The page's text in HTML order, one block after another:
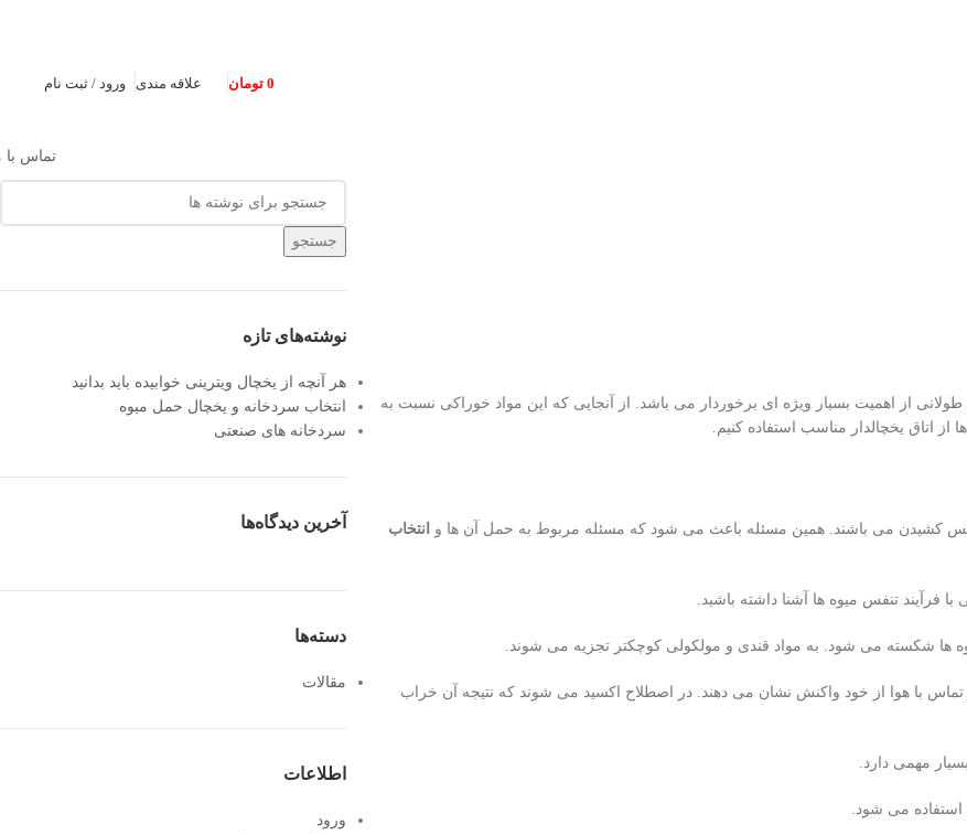
0 تومان علاقه مندی ورود / ثبت نام
تماس با
از اهمیت بسیار ویژه ای برخوردار می باشد. از آنجایی که این مواد خوراکی نسبت به
اتاق یخچالدار مناسب استفاده کنیم.
نفس کشیدن می باشند. همین مسئله باعث می شود که مسئله مربوط به حمل آن ها و انتخاب
فرآیند تنفس میوه ها آشنا داشته باشید.
ها شکسته می شود. به مواد قندی و مولکولی کوچکتر تجزیه می شوند.
با هوا از خود واکنش نشان می دهند. در اصطلاح اکسید می شوند که نتیجه آن خراب
مهمی دارد.
استفاده می شود.
جستجو
نوشته‌های تازه
هر آنچه از یخچال ویترینی خوابیده باید بدانید
انتخاب سردخانه و یخچال حمل میوه
سردخانه های صنعتی
آخرین دیدگاه‌ها
دسته‌ها
مقالات
اطلاعات
ورود